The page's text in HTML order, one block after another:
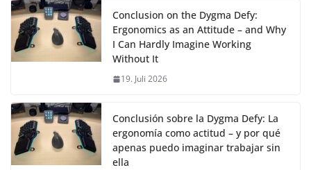
Conclusion on the Dygma Defy:
Ergonomics as an Attitude – and Why
I Can Hardly Imagine Working
Without It
19. Juli 2026
Conclusión sobre la Dygma Defy: La
ergonomía como actitud – y por qué
apenas puedo imaginar trabajar sin
ella